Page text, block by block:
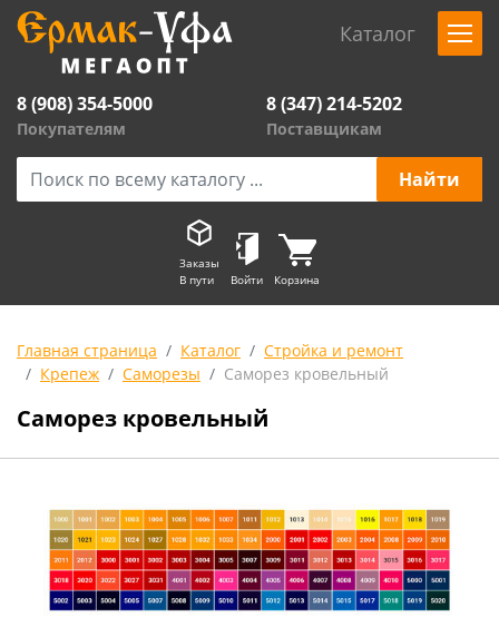
Каталог
8 (908) 354-5000
Покупателям
8 (347) 214-5202
Поставщикам
Заказы
В пути
Войти Корзина
Главная страница Каталог
Стройка и ремонт
Крепеж
Саморезы Саморез кровельный
Саморез кровельный